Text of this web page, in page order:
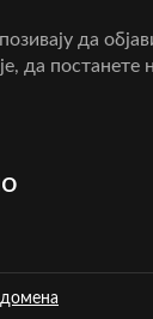
да
да постанете
домена